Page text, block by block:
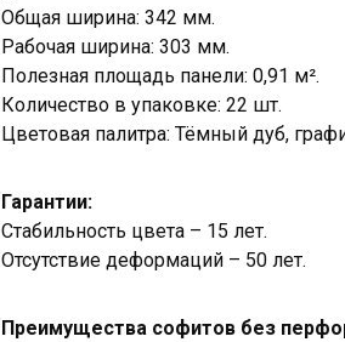
Общая ширина: 342 мм.
Рабочая ширина: 303 мм.
Полезная площадь панели: 0,91 м².
Количество в упаковке: 22 шт.
Цветовая палитра: Тёмный дуб,
Гарантии:
Стабильность цвета – 15 лет.
Отсутствие деформаций – 50 лет.
Преимущества софитов без